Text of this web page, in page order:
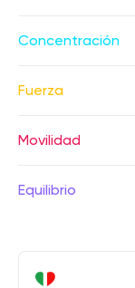
Concentración
Fuerza
Movilidad
Equilibrio